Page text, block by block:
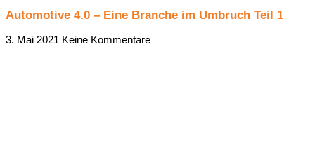
Automotive 4.0 – Eine Branche im Umbruch Teil 1
3. Mai 2021 Keine Kommentare